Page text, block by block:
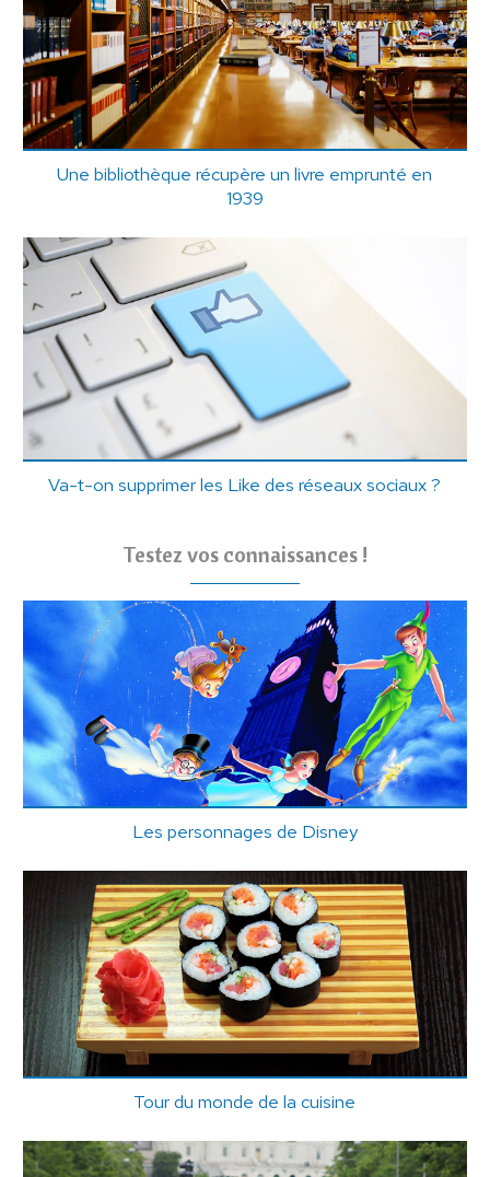
Une bibliothèque récupère un livre emprunté en
1939
Va-t-on supprimer les Like des réseaux sociaux ?
Testez vos connaissances !
Les personnages de Disney
Tour du monde de la cuisine